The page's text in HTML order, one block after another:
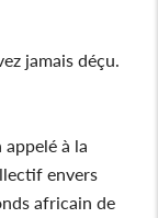
jamais déçu.
à la
envers
africain de